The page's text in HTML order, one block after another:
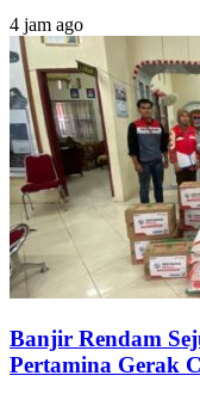
4 jam ago
Banjir Rendam
Pertamina Gerak